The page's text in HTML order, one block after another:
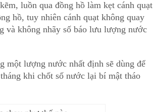
luồn qua đồng hồ làm kẹt cánh quạt
hồ, tuy nhiên cánh quạt không quay
và không nhãy số báo lưu lượng nước
một lượng nước nhất định sẽ dùng để
khi chốt số nước lại bí mật tháo